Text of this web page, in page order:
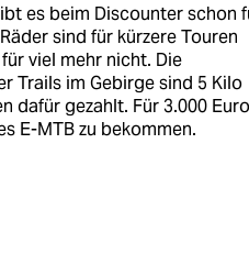
es beim Discounter schon
sind für kürzere Touren
viel mehr nicht. Die
Trails im Gebirge sind 5 Kilo
dafür gezahlt. Für 3.000
E-MTB zu bekommen.